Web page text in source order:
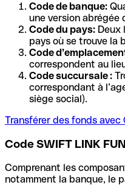
Code de banque:
une version abrégée
Code du pays: Deux
pays où se trouve la
Code
correspondent au
Code succursale :
correspondant à
siège social).
Transférer des fonds avec
Code SWIFT LINK
Comprenant les
notamment la banque, le